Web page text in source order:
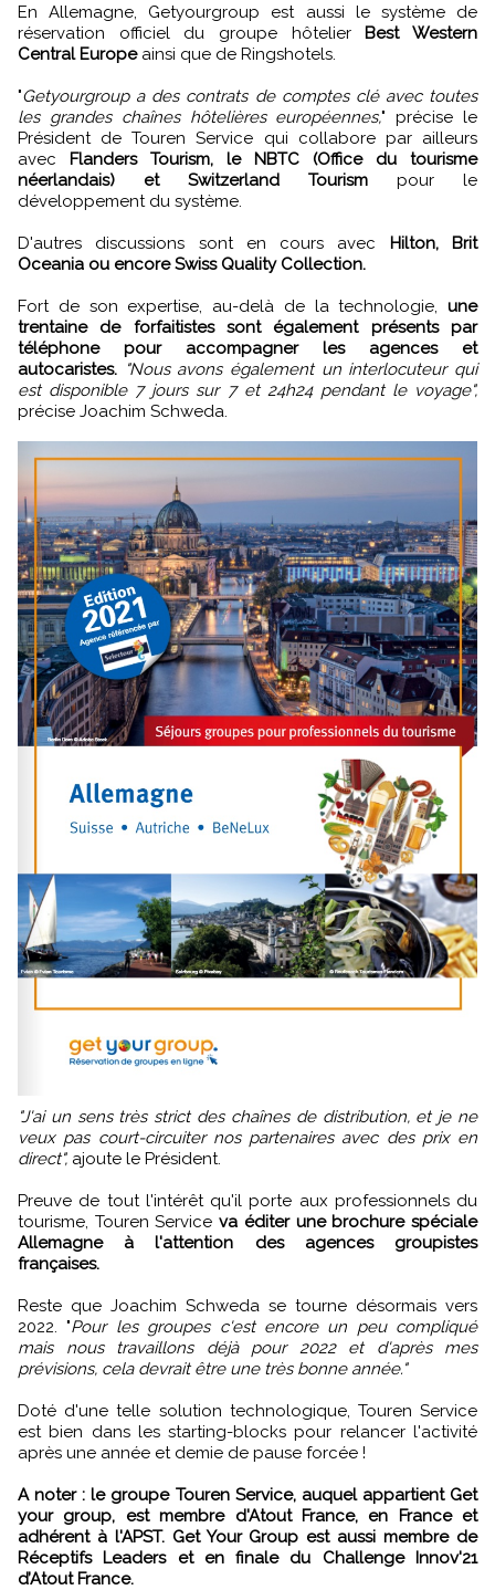
En Allemagne, Getyourgroup est aussi le système de
réservation officiel du groupe hôtelier Best Western
Central Europeainsi que de Ringshotels.
"Getyourgroup a des contrats de comptes clé avec toutes
les grandes chaînes hôtelières européennes," précise le
Président de Touren Service qui collabore par ailleurs
avec Flanders Tourism, le NBTC (Office du tourisme
néerlandais) et Switzerland Tourism pour le
développement du système.
D'autres discussions sont en cours avec Hilton, Brit
Oceania ou encore Swiss Quality Collection.
Fort de son expertise, au-delà de la technologie, une
trentaine de forfaitistes sont également présents par
téléphone pour accompagner les agences et
autocaristes. "Nous avons également un interlocuteur qui
est disponible 7 jours sur 7 et 24h24 pendant le voyage",
précise Joachim Schweda.
"J'ai un sens très strict des chaînes de distribution, et je ne
veux pas court-circuiter nos partenaires avec des prix en
direct", ajoute le Président.
Preuve de tout l'intérêt qu'il porte aux professionnels du
tourisme, Touren Serviceva éditer une brochure spéciale
Allemagne à l'attention des agences groupistes
françaises.
Reste que Joachim Schweda se tourne désormais vers
2022. "Pour les groupes c'est encore un peu compliqué
mais nous travaillons déjà pour 2022 et d'après mes
prévisions, cela devrait être une très bonne année."
Doté d'une telle solution technologique, Touren Service
est bien dans les starting-blocks pour relancer l'activité
après une année et demie de pause forcée !
A noter : le groupe Touren Service, auquel appartient Get
your group, est membre d'Atout France, en France et
adhérent à l'APST. Get Your Group est aussi membre de
Réceptifs Leaders et en finale du Challenge Innov'21
d’Atout France.